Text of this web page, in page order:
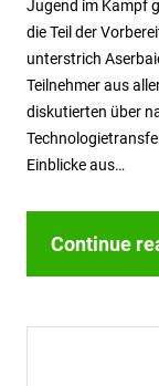
Jugend im Kampf
die Teil der
unterstrich
Teilnehmer aus
diskutierten über
Einblicke aus…
Continue